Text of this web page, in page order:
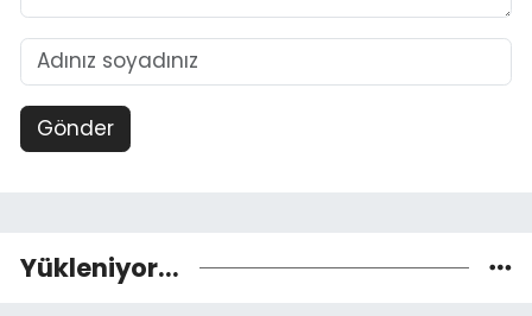
Gönder
Yükleniyor...